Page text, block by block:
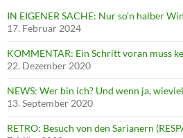
IN EIGENER SACHE: Nur so’n halber
17. Februar 2024
KOMMENTAR: Ein Schritt voran muss
22. Dezember 2020
NEWS: Wer bin ich? Und wenn ja,
13. September 2020
RETRO: Besuch von den Sarianern